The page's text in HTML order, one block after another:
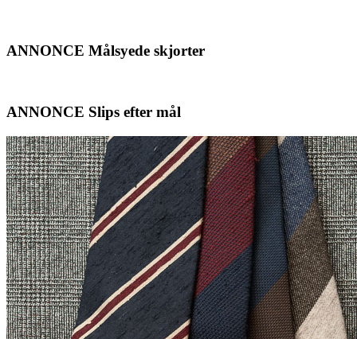
ANNONCE Målsyede skjorter
ANNONCE Slips efter mål